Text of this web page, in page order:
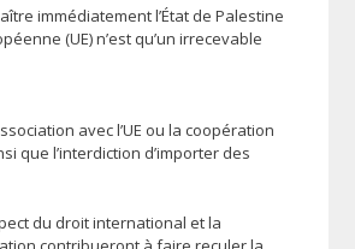
immédiatement l’État de Palestine
(UE) n’est qu’un irrecevable
avec l’UE ou la coopération
que l’interdiction d’importer des
du droit international et la